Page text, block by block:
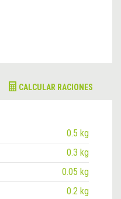
CALCULAR RACIONES
0.5 kg
0.3 kg
0.05 kg
0.2 kg